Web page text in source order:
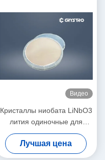
Видео
Кристаллы ниобата LiNbO3
лития одиночные для
амортизаторов и
циркуляторов волокна
оптически
Лучшая цена